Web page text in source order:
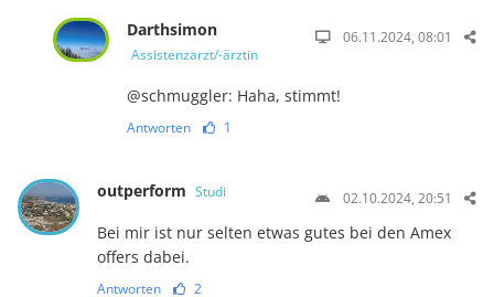
Darthsimon
Assistenzarzt/-ärztin
06.11.2024, 08:01
@schmuggler: Haha, stimmt!
Antworten 1
outperform Studi 02.10.2024, 20:51
Bei mir ist nur selten etwas gutes bei den Amex
offers dabei.
Antworten 2